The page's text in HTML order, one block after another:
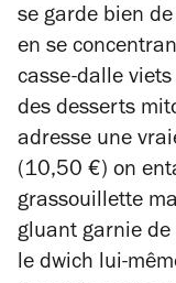
se garde bien
en se
casse-dalle
des desserts
adresse une
(10,50 €) on
grassouillette
gluant garnie de
le dwich lui-